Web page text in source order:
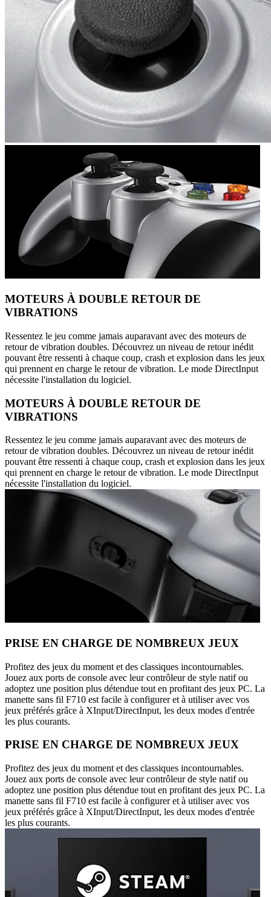
MOTEURS À DOUBLE RETOUR DE
VIBRATIONS
Ressentez le jeu comme jamais auparavant avec des moteurs de
retour de vibration doubles. Découvrez un niveau de retour inédit
pouvant être ressenti à chaque coup, crash et explosion dans les jeux
qui prennent en charge le retour de vibration. Le mode DirectInput
nécessite l'installation du logiciel.
MOTEURS À DOUBLE RETOUR DE
VIBRATIONS
Ressentez le jeu comme jamais auparavant avec des moteurs de
retour de vibration doubles. Découvrez un niveau de retour inédit
pouvant être ressenti à chaque coup, crash et explosion dans les jeux
qui prennent en charge le retour de vibration. Le mode DirectInput
nécessite l'installation du logiciel.
PRISE EN CHARGE DE NOMBREUX JEUX
Profitez des jeux du moment et des classiques incontournables.
Jouez aux ports de console avec leur contrôleur de style natif ou
adoptez une position plus détendue tout en profitant des jeux PC. La
manette sans fil F710 est facile à configurer et à utiliser avec vos
jeux préférés grâce à XInput/DirectInput, les deux modes d'entrée
les plus courants.
PRISE EN CHARGE DE NOMBREUX JEUX
Profitez des jeux du moment et des classiques incontournables.
Jouez aux ports de console avec leur contrôleur de style natif ou
adoptez une position plus détendue tout en profitant des jeux PC. La
manette sans fil F710 est facile à configurer et à utiliser avec vos
jeux préférés grâce à XInput/DirectInput, les deux modes d'entrée
les plus courants.